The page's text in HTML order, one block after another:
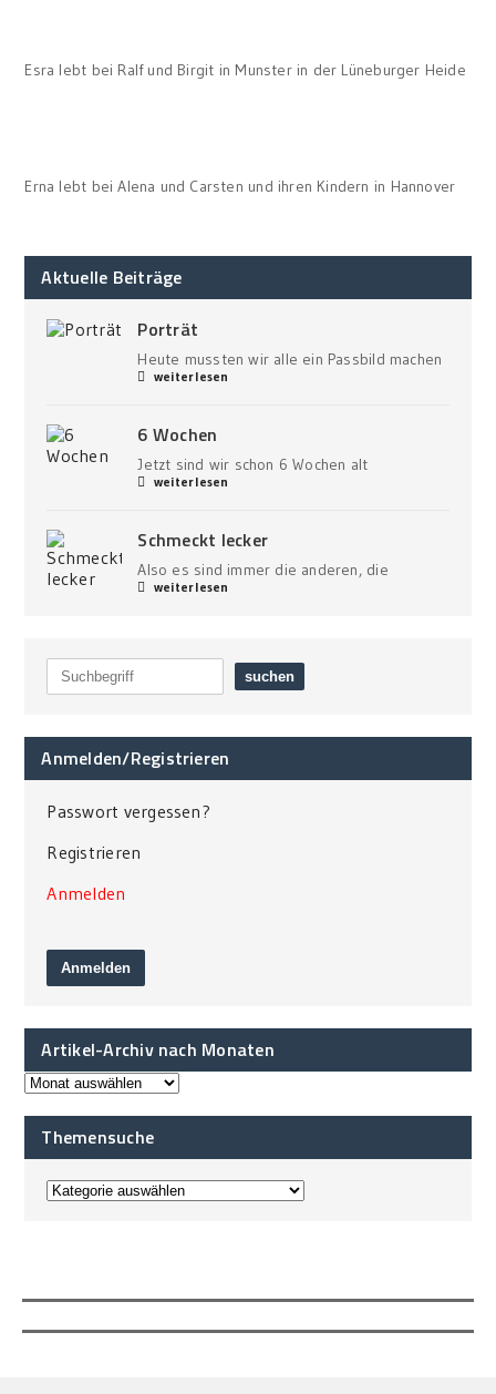
Esra lebt bei Ralf und Birgit in Munster in der Lüneburger Heide
Erna lebt bei Alena und Carsten und ihren Kindern in Hannover
Aktuelle Beiträge
Porträt
Heute mussten wir alle ein Passbild machen
weiterlesen
6 Wochen
Jetzt sind wir schon 6 Wochen alt
weiterlesen
Schmeckt lecker
Also es sind immer die anderen, die
weiterlesen
Anmelden/Registrieren
Passwort vergessen?
Registrieren
Anmelden
Artikel-Archiv nach Monaten
Themensuche